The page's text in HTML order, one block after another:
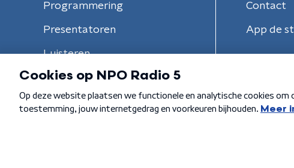
Programmering
Presentatoren
Luisteren
Contact
App de
Algemene voorwaarden Privacybeleid